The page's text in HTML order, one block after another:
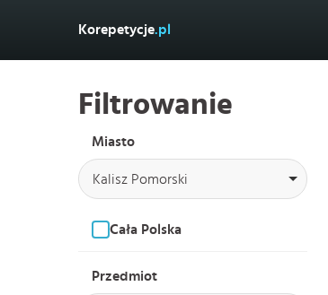
Korepetycje.pl
Filtrowanie
Miasto
Kalisz Pomorski
Cała Polska
Przedmiot